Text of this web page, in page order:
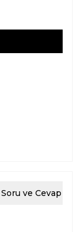
Soru ve Cevap